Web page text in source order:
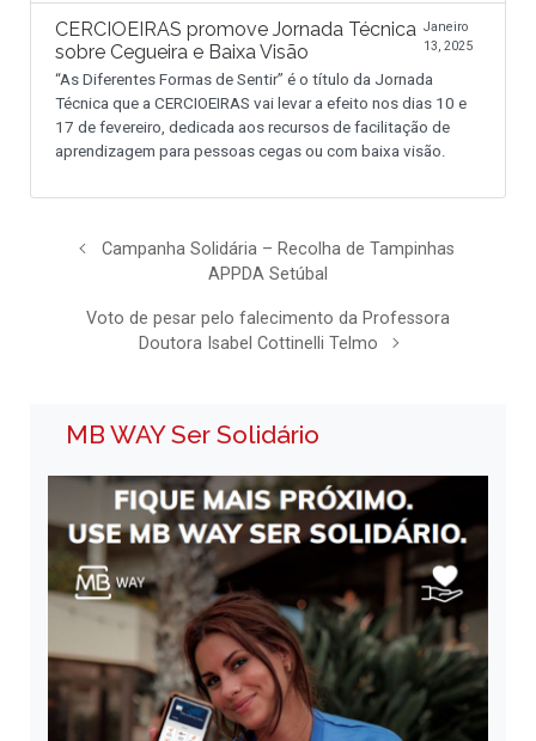
CERCIOEIRAS promove Jornada Técnica
sobre Cegueira e Baixa Visão
Janeiro
13, 2025
“As Diferentes Formas de Sentir” é o título da Jornada
Técnica que a CERCIOEIRAS vai levar a efeito nos dias 10 e
17 de fevereiro, dedicada aos recursos de facilitação de
aprendizagem para pessoas cegas ou com baixa visão.
Campanha Solidária – Recolha de Tampinhas
APPDA Setúbal
Voto de pesar pelo falecimento da Professora
Doutora Isabel Cottinelli Telmo
MB WAY Ser Solidário